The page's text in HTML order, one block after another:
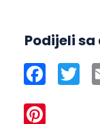
Podijeli